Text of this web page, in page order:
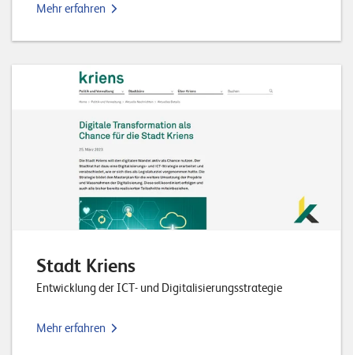
Mehr erfahren
Stadt Kriens
Entwicklung der ICT- und Digitalisierungsstrategie
Mehr erfahren